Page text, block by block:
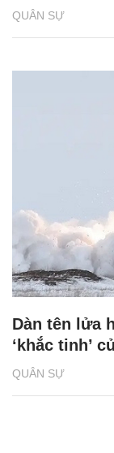
QUÂN SỰ
QUÂN SỰ
Dàn tên lửa
‘khắc tinh’